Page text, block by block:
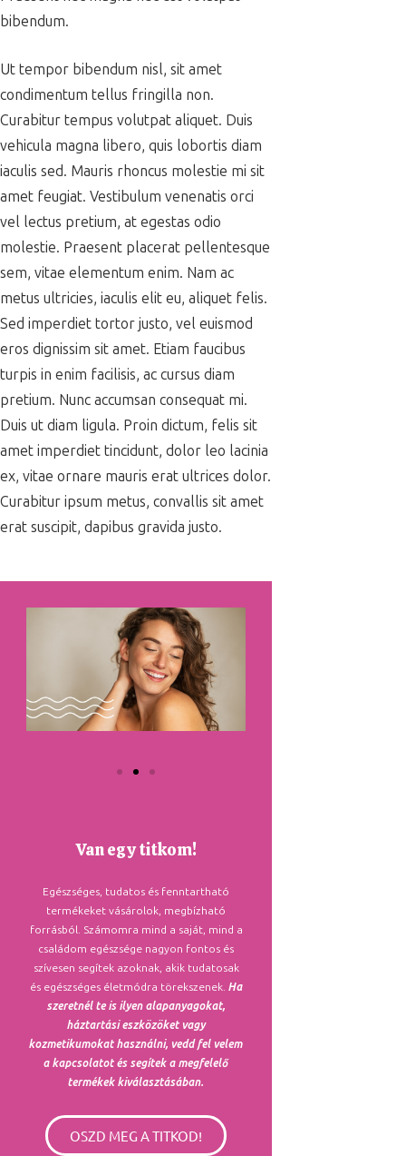
bibendum.
Ut tempor bibendum nisl, sit amet
condimentum tellus fringilla non.
Curabitur tempus volutpat aliquet. Duis
vehicula magna libero, quis lobortis diam
iaculis sed. Mauris rhoncus molestie mi sit
amet feugiat. Vestibulum venenatis orci
vel lectus pretium, at egestas odio
molestie. Praesent placerat pellentesque
sem, vitae elementum enim. Nam ac
metus ultricies, iaculis elit eu, aliquet felis.
Sed imperdiet tortor justo, vel euismod
eros dignissim sit amet. Etiam faucibus
turpis in enim facilisis, ac cursus diam
pretium. Nunc accumsan consequat mi.
Duis ut diam ligula. Proin dictum, felis sit
amet imperdiet tincidunt, dolor leo lacinia
ex, vitae ornare mauris erat ultrices dolor.
Curabitur ipsum metus, convallis sit amet
erat suscipit, dapibus gravida justo.
Van egy titkom!
Egészséges, tudatos és fenntartható
termékeket vásárolok, megbízható
forrásból. Számomra mind a saját, mind a
családom egészsége nagyon fontos és
szívesen segítek azoknak, akik tudatosak
és egészséges életmódra törekszenek. Ha
szeretnél te is ilyen alapanyagokat,
háztartási eszközöket vagy
kozmetikumokat használni, vedd fel velem
a kapcsolatot és segítek a megfelelő
termékek kiválasztásában.
OSZD MEG A TITKOD!